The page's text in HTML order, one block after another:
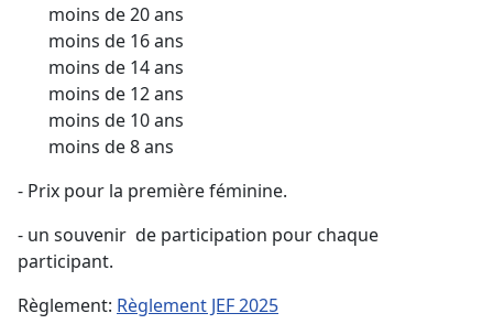
moins de 20 ans
moins de 16 ans
moins de 14 ans
moins de 12 ans
moins de 10 ans
moins de 8 ans
- Prix pour la première féminine.
- un souvenir de participation pour chaque
participant.
Règlement: Règlement JEF 2025